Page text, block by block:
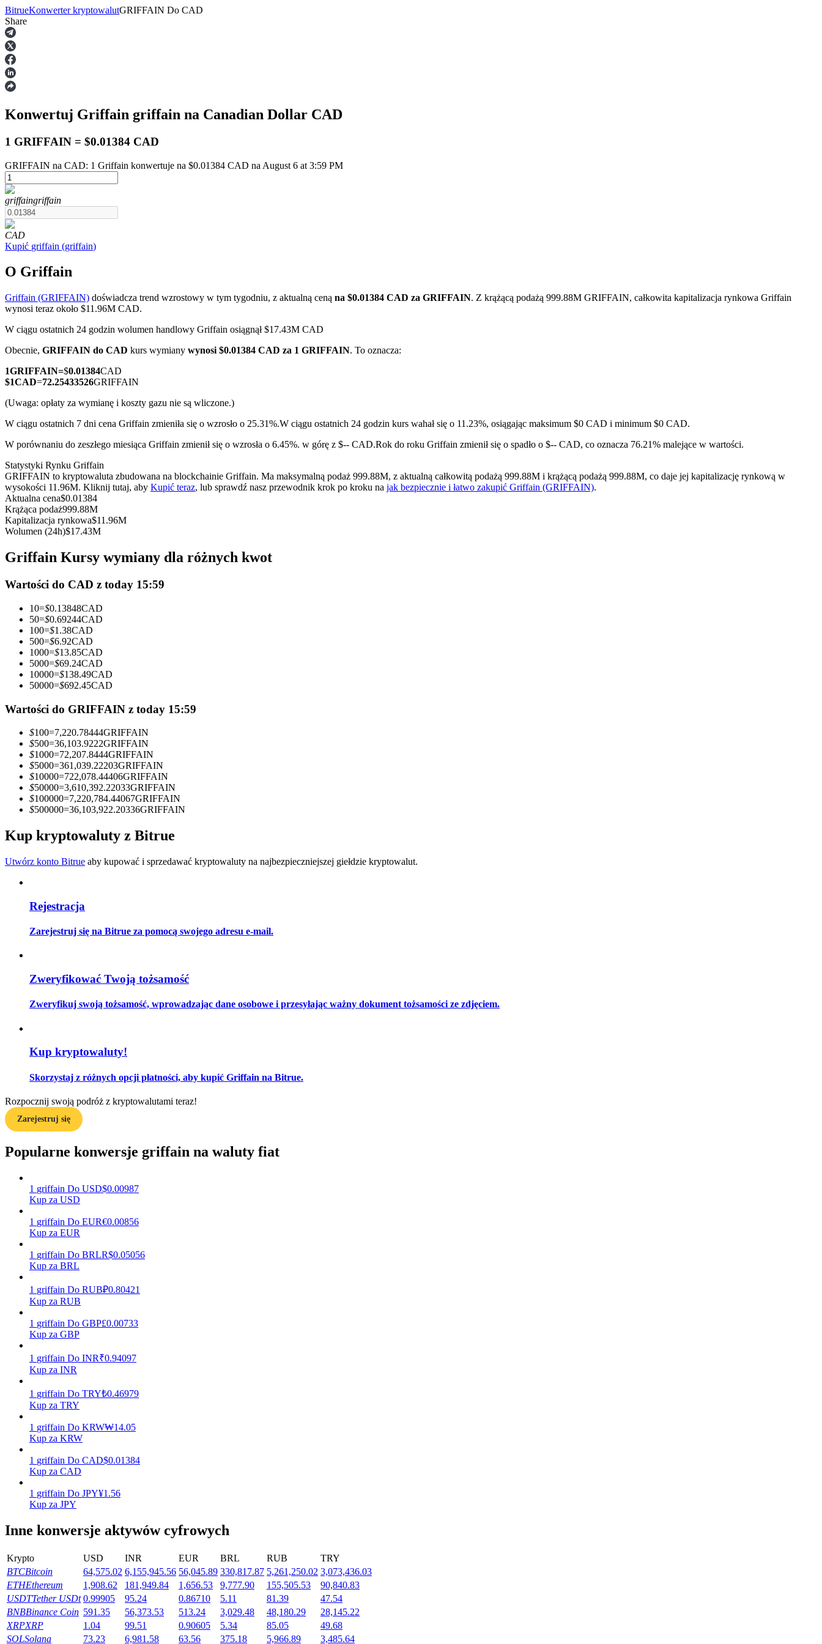
Kontrakty terminowe
Kontrakty terminowe na USDT
Kontrakty futures wykorzystujące USDT jako zabezpieczenie
Kontrakty terminowe COIN-M
Kontrakty terminowe na kryptowaluty
Kontrakty futures wykorzystujące USDC jako zabezpieczenie
Kopiowanie Transakcji
Dołącz do najlepszych traderów
Zostań traderem kopiującym
Informacja
Analiza Big Data, w tym informacje handlowe itp.
Przewodnik
Strategie handlowe
Dowiedz się, jak zachować rentowność
Zarabiać
Codziennie zdobywaj konkurencyjne nagrody
BitrueKonwerter kryptowalutGRIFFAIN Do CAD
Share
Konwertuj Griffain griffain na Canadian Dollar CAD
1 GRIFFAIN = $0.01384 CAD
GRIFFAIN na CAD: 1 Griffain konwertuje na $0.01384 CAD na August 6 at 3:59 PM
griffaingriffain
CAD
Kupić griffain (griffain)
O Griffain
Griffain (GRIFFAIN) doświadcza trend wzrostowy w tym tygodniu, z aktualną ceną na $0.01384 CAD za GRIFFAIN. Z krążącą podażą 999.88M GRIFFAIN, całkowita kapitalizacja rynkowa Griffain
wynosi teraz około $11.96M CAD.
W ciągu ostatnich 24 godzin wolumen handlowy Griffain osiągnął $17.43M CAD
Obecnie, GRIFFAIN do CAD kurs wymiany wynosi $0.01384 CAD za 1 GRIFFAIN. To oznacza:
1GRIFFAIN=$0.01384CAD
$1CAD=72.25433526GRIFFAIN
(Uwaga: opłaty za wymianę i koszty gazu nie są wliczone.)
W ciągu ostatnich 7 dni cena Griffain zmieniła się o wzrosło o 25.31%.W ciągu ostatnich 24 godzin kurs wahał się o 11.23%, osiągając maksimum $0 CAD i minimum $0 CAD.
W porównaniu do zeszłego miesiąca Griffain zmienił się o wzrosła o 6.45%. w górę z $-- CAD.Rok do roku Griffain zmienił się o spadło o $-- CAD, co oznacza 76.21% malejące w wartości.
Statystyki Rynku Griffain
GRIFFAIN to kryptowaluta zbudowana na blockchainie Griffain. Ma maksymalną podaż 999.88M, z aktualną całkowitą podażą 999.88M i krążącą podażą 999.88M, co daje jej kapitalizację rynkową w
wysokości 11.96M. Kliknij tutaj, aby Kupić teraz, lub sprawdź nasz przewodnik krok po kroku na jak bezpiecznie i łatwo zakupić Griffain (GRIFFAIN).
Aktualna cena$0.01384
Krążąca podaż999.88M
Kapitalizacja rynkowa$11.96M
Wolumen (24h)$17.43M
Griffain Kursy wymiany dla różnych kwot
Wartości do CAD z today 15:59
10=$0.13848CAD
50=$0.69244CAD
100=$1.38CAD
500=$6.92CAD
1000=$13.85CAD
5000=$69.24CAD
10000=$138.49CAD
50000=$692.45CAD
Wartości do GRIFFAIN z today 15:59
$100=7,220.78444GRIFFAIN
$500=36,103.9222GRIFFAIN
$1000=72,207.8444GRIFFAIN
$5000=361,039.22203GRIFFAIN
$10000=722,078.44406GRIFFAIN
$50000=3,610,392.22033GRIFFAIN
$100000=7,220,784.44067GRIFFAIN
$500000=36,103,922.20336GRIFFAIN
Kup kryptowaluty z Bitrue
Utwórz konto Bitrue aby kupować i sprzedawać kryptowaluty na najbezpieczniejszej giełdzie kryptowalut.
Rejestracja
Zarejestruj się na Bitrue za pomocą swojego adresu e-mail.
Zweryfikować Twoją tożsamość
Zweryfikuj swoją tożsamość, wprowadzając dane osobowe i przesyłając ważny dokument tożsamości ze zdjęciem.
Kup kryptowaluty!
Skorzystaj z różnych opcji płatności, aby kupić Griffain na Bitrue.
Rozpocznij swoją podróż z kryptowalutami teraz!
Zarejestruj się
Popularne konwersje griffain na waluty fiat
1 griffain Do USD$0.00987
Kup za USD
1 griffain Do EUR€0.00856
Kup za EUR
1 griffain Do BRLR$0.05056
Kup za BRL
1 griffain Do RUB₽0.80421
Kup za RUB
1 griffain Do GBP£0.00733
Kup za GBP
1 griffain Do INR₹0.94097
Kup za INR
1 griffain Do TRY₺0.46979
Kup za TRY
1 griffain Do KRW₩14.05
Kup za KRW
1 griffain Do CAD$0.01384
Kup za CAD
1 griffain Do JPY¥1.56
Kup za JPY
Inne konwersje aktywów cyfrowych
Krypto USD INR EUR BRL RUB
TRY
BTCBitcoin 64,575.02 6,155,945.56 56,045.89 330,817.87 5,261,250.02 3,073,436.03
ETHEthereum 1,908.62 181,949.84 1,656.53 9,777.90 155,505.53
90,840.83
USDTTether USDt 0.99905 95.24 0.86710 5.11 81.39
47.54
BNBBinance Coin 591.35 56,373.53 513.24 3,029.48 48,180.29
28,145.22
XRPXRP 1.04 99.51 0.90605 5.34 85.05
49.68
SOLSolana 73.23 6,981.58 63.56 375.18 5,966.89
3,485.64